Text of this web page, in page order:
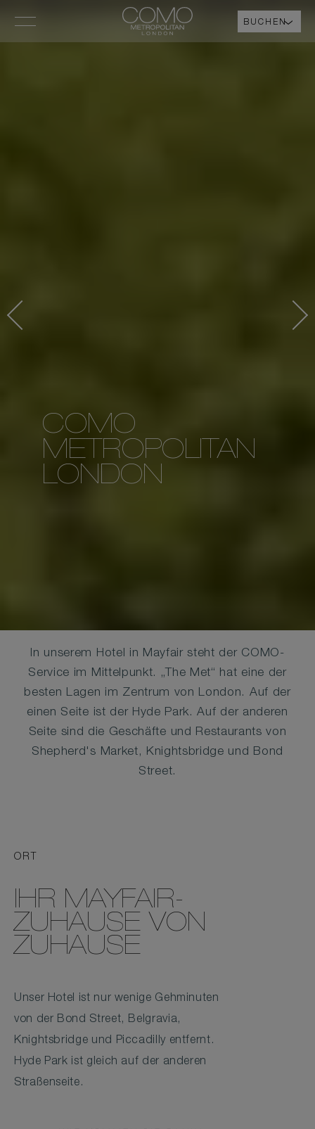
BUCHEN
COMO
METROPOLITAN
LONDON
In unserem Hotel in Mayfair steht der COMO-
Service im Mittelpunkt. „The Met“ hat eine der
besten Lagen im Zentrum von London. Auf der
einen Seite ist der Hyde Park. Auf der anderen
Seite sind die Geschäfte und Restaurants von
Shepherd's Market, Knightsbridge und Bond
Street.
ORT
IHR MAYFAIR-
ZUHAUSE VON
ZUHAUSE
Unser Hotel ist nur wenige Gehminuten
von der Bond Street, Belgravia,
Knightsbridge und Piccadilly entfernt.
Hyde Park ist gleich auf der anderen
Straßenseite.